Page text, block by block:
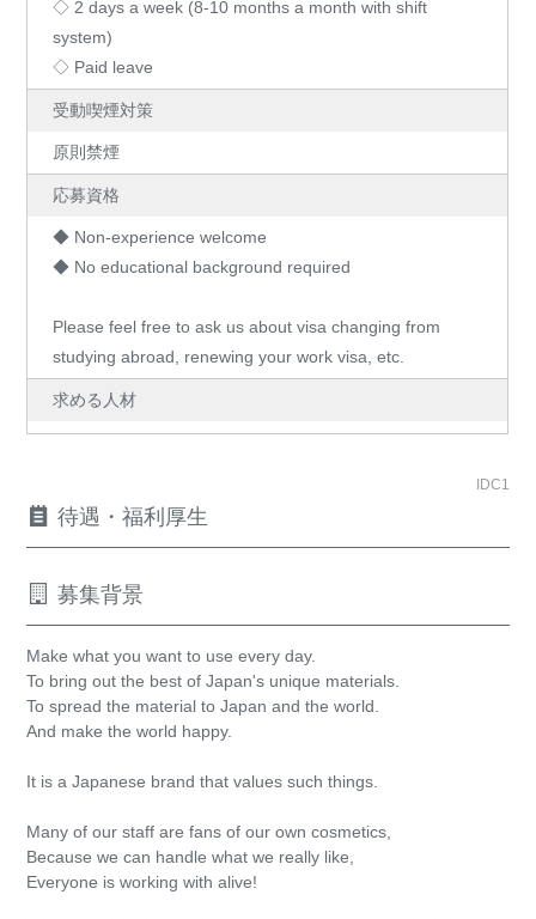
◇ 2 days a week (8-10 months a month with shift
system)
◇ Paid leave
受動喫煙対策
原則禁煙
応募資格
◆ Non-experience welcome
◆ No educational background required
Please feel free to ask us about visa changing from
studying abroad, renewing your work visa, etc.
求める人材
IDC1
待遇・福利厚生
募集背景
Make what you want to use every day.
To bring out the best of Japan's unique materials.
To spread the material to Japan and the world.
And make the world happy.
It is a Japanese brand that values ​​such things.
Many of our staff are fans of our own cosmetics,
Because we can handle what we really like,
Everyone is working with alive!